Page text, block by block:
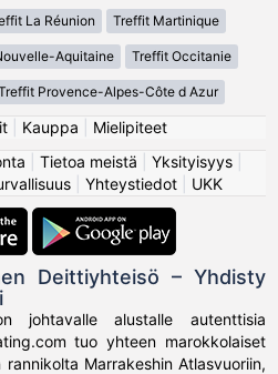
La Réunion Treffit Martinique
Aquitaine Treffit Occitanie
Provence-Alpes-Côte d Azur
Kauppa
Mielipiteet
Tietoa meistä Yksityisyys|
Yhteystiedot UKK
Deittiyhteisö – Yhdisty
johtavalle alustalle autenttisia
tuo yhteen marokkolaiset
Marrakeshin Atlasvuoriin,